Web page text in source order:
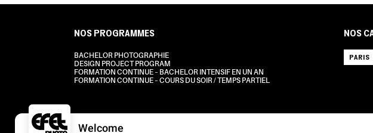
NOS PROGRAMMES
BACHELOR PHOTOGRAPHIE
DESIGN PROJECT PROGRAM
FORMATION CONTINUE – BACHELOR INTENSIF EN UN AN
FORMATION CONTINUE – COURS DU SOIR / TEMPS PARTIEL
NOS
PARIS
Welcome